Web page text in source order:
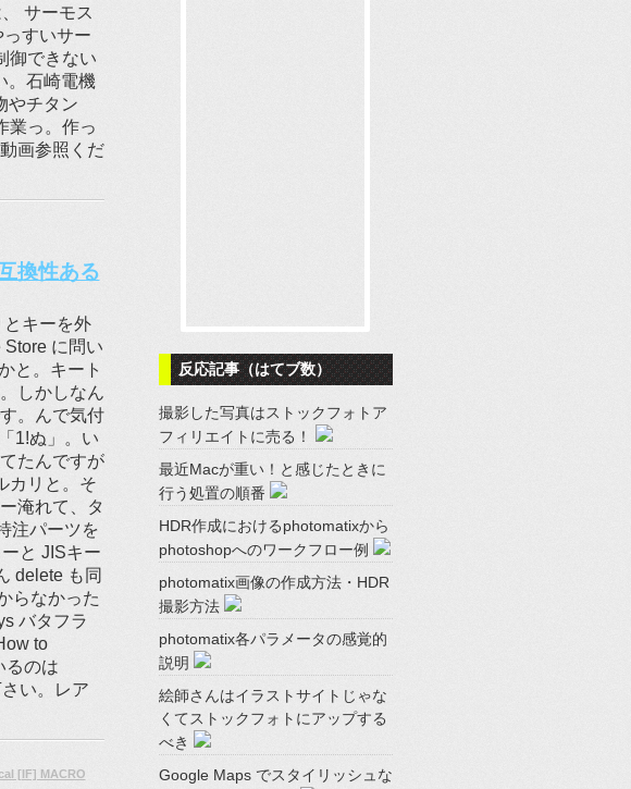
サーモス
すいサー
御できない
。石崎電機
やチタン
業っ。作っ
画参照くだ
換性ある
キーを外
に問い
と。キート
しかしなん
。んで気付
1!ぬ」。い
たんですが
カリと。そ
淹れて、タ
注パーツを
と JISキー
delete も同
らなかった
バタフラ
to
るのは
い。レア
[IF] MACRO
反応記事（はてブ数）
撮影した写真はストックフォトア
フィリエイトに売る！
最近Macが重い！と感じたときに
行う処置の順番
HDR作成におけるphotomatixから
photoshopへのワークフロー例
photomatix画像の作成方法・HDR
撮影方法
photomatix各パラメータの感覚的
説明
絵師さんはイラストサイトじゃな
くてストックフォトにアップする
べき
Google Maps でスタイリッシュな